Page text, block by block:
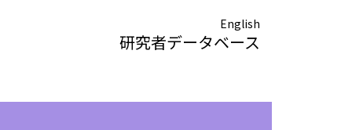
English
研究者データベース